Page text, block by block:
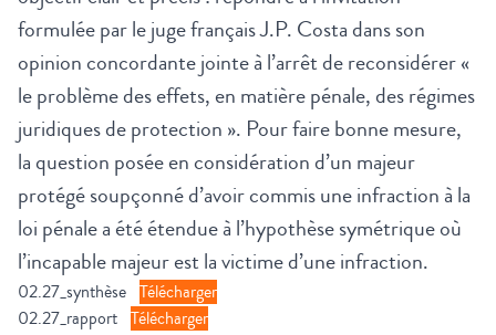
formulée par le juge français J.P. Costa dans son
opinion concordante jointe à l’arrêt de reconsidérer «
le problème des effets, en matière pénale, des régimes
juridiques de protection ». Pour faire bonne mesure,
la question posée en considération d’un majeur
protégé soupçonné d’avoir commis une infraction à la
loi pénale a été étendue à l’hypothèse symétrique où
l’incapable majeur est la victime d’une infraction.
02.27_synthèse Télécharger
02.27_rapport Télécharger